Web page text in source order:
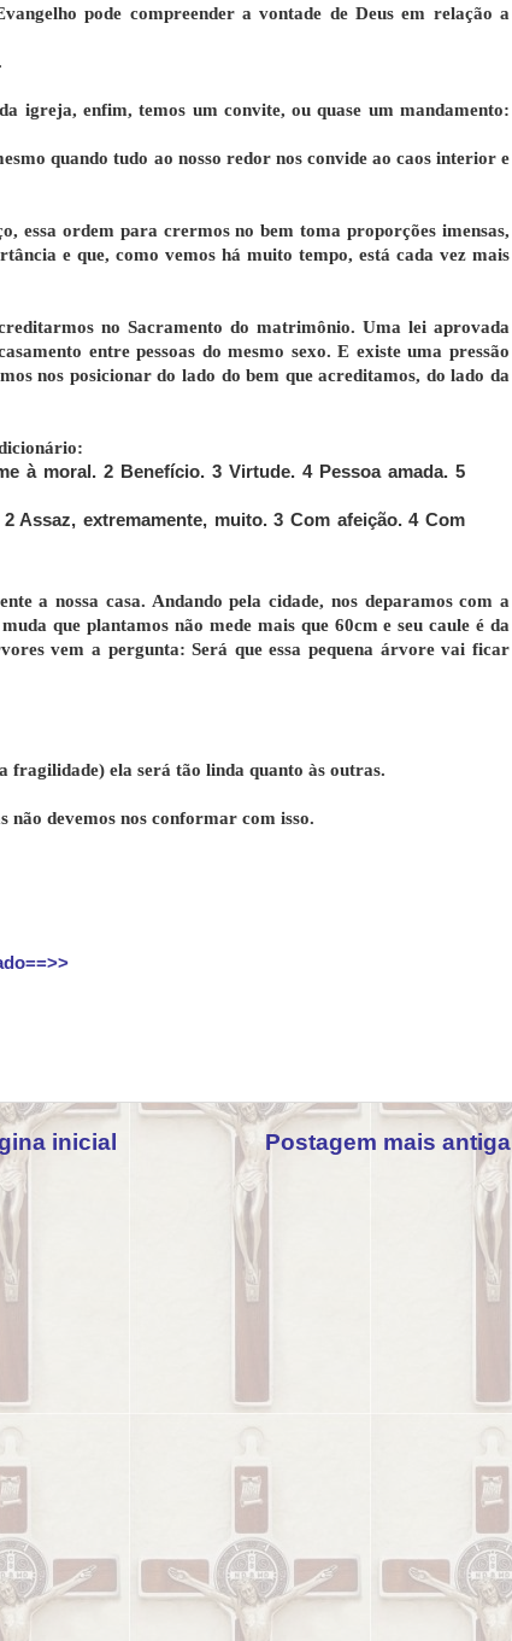
pode compreender a vontade de Deus em relação a
igreja, enfim, temos um convite, ou quase um mandamento:
quando tudo ao nosso redor nos convide ao caos interior e
essa ordem para crermos no bem toma proporções imensas,
e que, como vemos há muito tempo, está cada vez mais
no Sacramento do matrimônio. Uma lei aprovada
entre pessoas do mesmo sexo. E existe uma pressão
nos posicionar do lado do bem que acreditamos, do lado da
à moral. 2 Benefício. 3 Virtude. 4Pessoa amada. 5
2Assaz, extremamente, muito.3 Com afeição.4Com
a nossa casa. Andando pela cidade, nos deparamos com a
que plantamos não mede mais que 60cm e seu caule é da
vem a pergunta: Será que essa pequena árvore vai ficar
fragilidade) ela será tão linda quanto às outras.
não devemos nos conformar com isso.
Postagem mais antiga
inicial